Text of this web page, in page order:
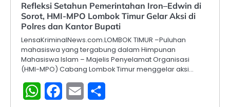
Refleksi Setahun Pemerintahan Iron–Edwin di
Sorot, HMI-MPO Lombok Timur Gelar Aksi di
Polres dan Kantor Bupati
LensaKriminalNews.com.LOMBOK TIMUR –Puluhan
mahasiswa yang tergabung dalam Himpunan
Mahasiswa Islam – Majelis Penyelamat Organisasi
(HMI-MPO) Cabang Lombok Timur menggelar aksi…
WhatsAppFacebook
Email